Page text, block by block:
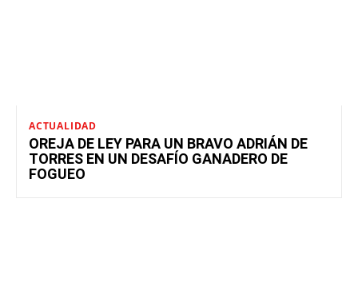
ACTUALIDAD
OREJA DE LEY PARA UN BRAVO ADRIÁN DE
TORRES EN UN DESAFÍO GANADERO DE
FOGUEO